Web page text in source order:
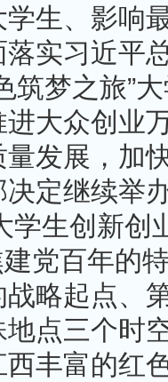
生、影响
实习近平
筑梦之旅”
大众创业
发展，加
定继续举
学生创新创
党百年的
战略起点、
点三个时
丰富的红